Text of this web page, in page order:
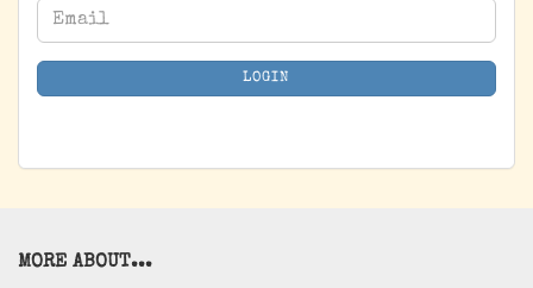
CONTINUE
TO
NEWSLETTER
SUBSCRIPTION
Email
LOGIN
MORE ABOUT...